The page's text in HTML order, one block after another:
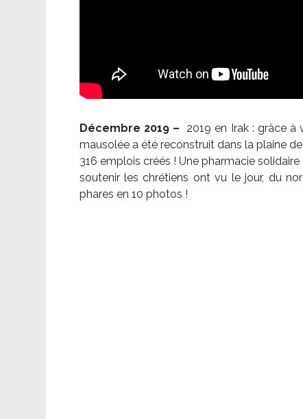
Décembre 2019 – 2019 en Irak : grâce
mausolée a été reconstruit dans la plaine
316 emplois créés ! Une pharmacie
soutenir les chrétiens ont vu le jour, du
phares en 10 photos !